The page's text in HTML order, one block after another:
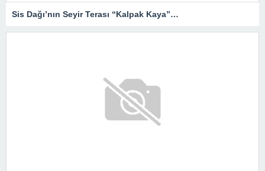
Sis Dağı’nın Seyir Terası “Kalpak Kaya”…